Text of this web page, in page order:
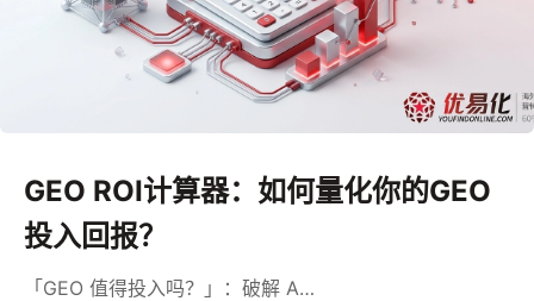
GEO ROI计算器：如何量化你的GEO
投入回报？
「GEO 值得投入吗？」：破解 A…